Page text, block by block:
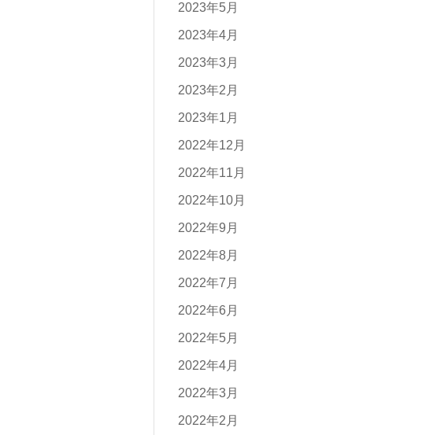
2023年5月
2023年4月
2023年3月
2023年2月
2023年1月
2022年12月
2022年11月
2022年10月
2022年9月
2022年8月
2022年7月
2022年6月
2022年5月
2022年4月
2022年3月
2022年2月